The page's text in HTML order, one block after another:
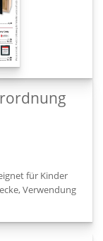
für Kinder
Verwendung